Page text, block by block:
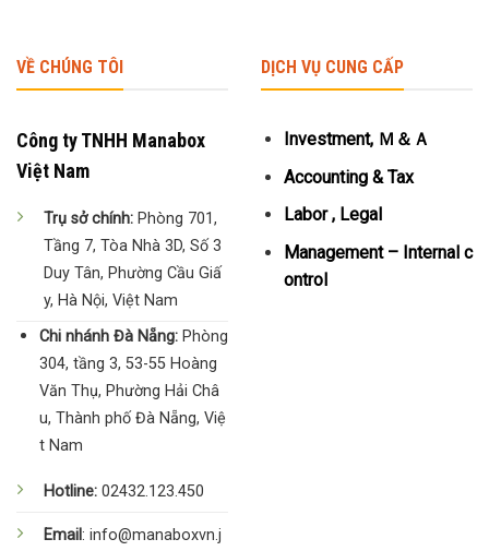
VỀ CHÚNG TÔI
Công ty TNHH Manabox
Việt Nam
Trụ sở chính: Phòng 701,
Tầng 7, Tòa Nhà 3D, Số 3
Duy Tân, Phường Cầu Giấ
y, Hà Nội, Việt Nam
Chi nhánh Đà Nẵng:Phòng
304, tầng 3, 53-55 Hoàng
Văn Thụ, Phường Hải Châ
u, Thành phố Đà Nẵng, Việ
t Nam
Hotline: 02432.123.450
Email: info@manaboxvn.j
DỊCH VỤ CUNG CẤP
Investment, Ｍ＆Ａ
Accounting & Tax
Labor , Legal
Management – Internal c
ontrol